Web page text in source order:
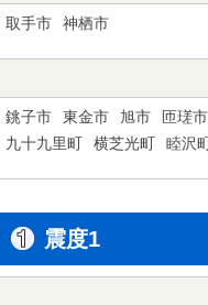
取手市 神栖市
銚子市 東金市 旭市 匝瑳市
九十九里町
横芝光町 睦沢
震度1